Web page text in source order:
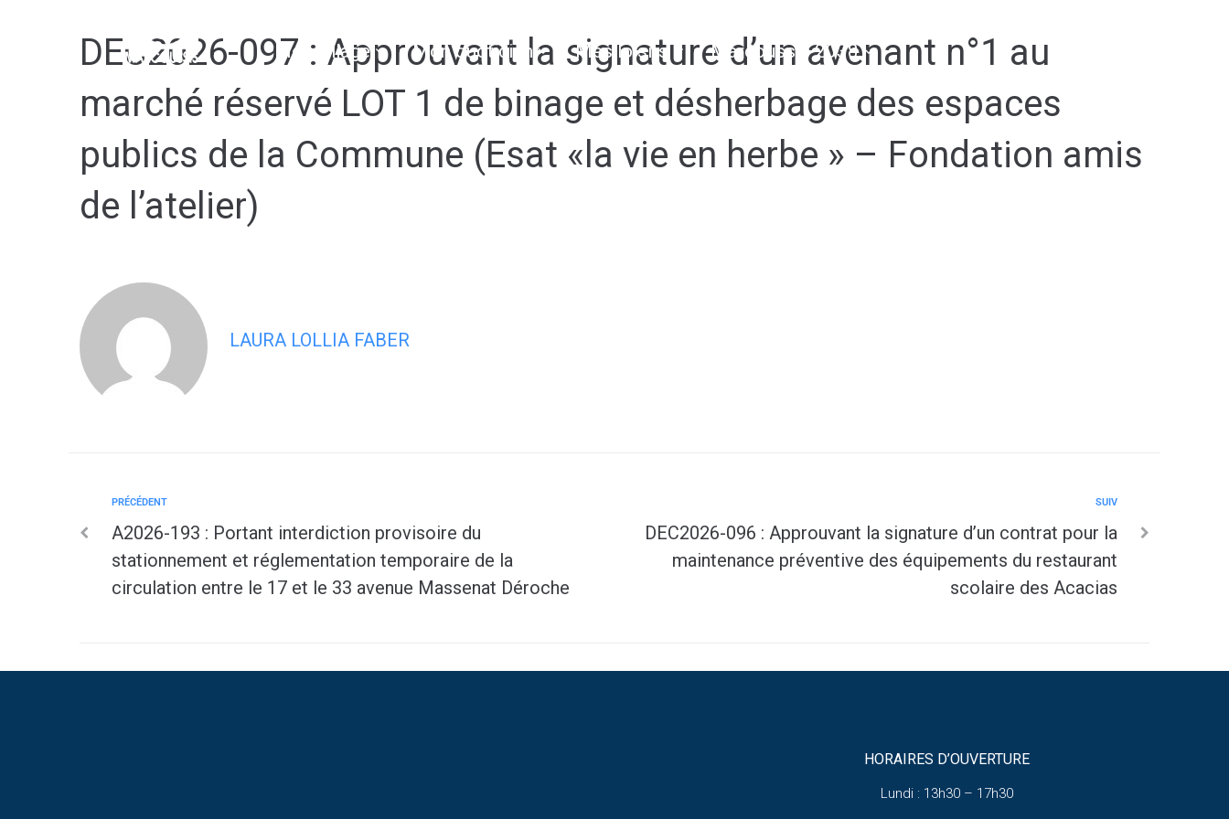
Mon village Mon quotidien Mes loisirs Marcoussis 2038
DEC2026-097 : Approuvant la signature d’un avenant n°1 au
marché réservé LOT 1 de binage et désherbage des espaces
publics de la Commune (Esat «la vie en herbe » – Fondation amis
de l’atelier)
LAURA LOLLIA FABER
PRÉCÉDENT
A2026-193 : Portant interdiction provisoire du
stationnement et réglementation temporaire de la
circulation entre le 17 et le 33 avenue Massenat Déroche
SUIV
DEC2026-096 : Approuvant la signature d’un contrat pour la
maintenance préventive des équipements du restaurant
scolaire des Acacias
HORAIRES D’OUVERTURE
Lundi : 13h30 – 17h30